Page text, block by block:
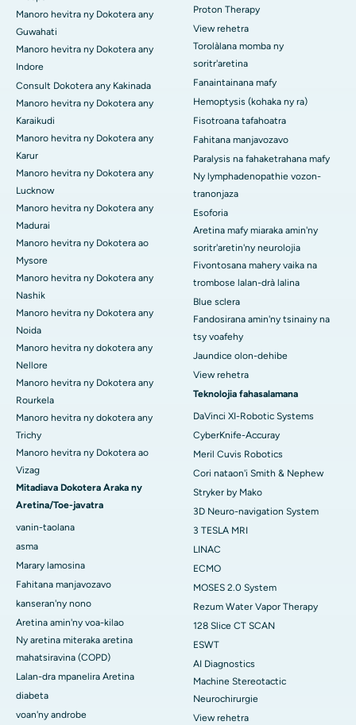
Manoro hevitra ny Dokotera any
Guwahati
Manoro hevitra ny Dokotera any
Indore
Consult Dokotera any Kakinada
Manoro hevitra ny Dokotera any
Karaikudi
Manoro hevitra ny Dokotera any
Karur
Manoro hevitra ny Dokotera any
Lucknow
Manoro hevitra ny Dokotera any
Madurai
Manoro hevitra ny Dokotera ao
Mysore
Manoro hevitra ny Dokotera any
Nashik
Manoro hevitra ny Dokotera any
Noida
Manoro hevitra ny dokotera any
Nellore
Manoro hevitra ny Dokotera any
Rourkela
Manoro hevitra ny dokotera any
Trichy
Manoro hevitra ny Dokotera ao
Vizag
Mitadiava Dokotera Araka ny
Aretina/Toe-javatra
vanin-taolana
asma
Marary lamosina
Fahitana manjavozavo
kanseran'ny nono
Aretina amin'ny voa-kilao
Ny aretina miteraka aretina
mahatsiravina (COPD)
Lalan-dra mpanelira Aretina
diabeta
voan'ny androbe
Proton Therapy
View rehetra
Torolàlana momba ny
soritr'aretina
Fanaintainana mafy
Hemoptysis (kohaka ny ra)
Fisotroana tafahoatra
Fahitana manjavozavo
Paralysis na fahaketrahana mafy
Ny lymphadenopathie vozon-
tranonjaza
Esoforia
Aretina mafy miaraka amin'ny
soritr'aretin'ny neurolojia
Fivontosana mahery vaika na
trombose lalan-drà lalina
Blue sclera
Fandosirana amin'ny tsinainy na
tsy voafehy
Jaundice olon-dehibe
View rehetra
Teknolojia fahasalamana
DaVinci XI-Robotic Systems
CyberKnife-Accuray
Meril Cuvis Robotics
Cori nataon'i Smith & Nephew
Stryker by Mako
3D Neuro-navigation System
3 TESLA MRI
LINAC
ECMO
MOSES 2.0 System
Rezum Water Vapor Therapy
128 Slice CT SCAN
ESWT
AI Diagnostics
Machine Stereotactic
Neurochirurgie
View rehetra